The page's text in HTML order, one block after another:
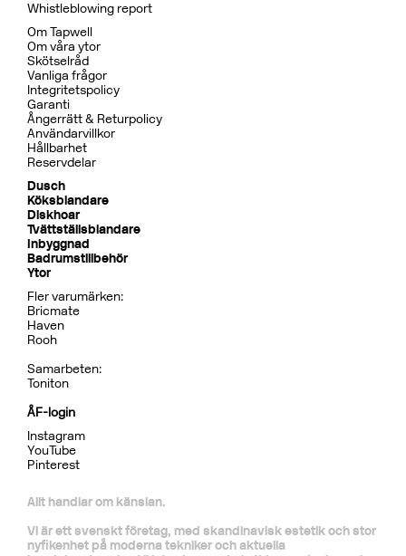
Whistleblowing report
Om Tapwell
Om våra ytor
Skötselråd
Vanliga frågor
Integritetspolicy
Garanti
Ångerrätt & Returpolicy
Användarvillkor
Hållbarhet
Reservdelar
Dusch
Köksblandare
Diskhoar
Tvättställsblandare
Inbyggnad
Badrumstillbehör
Ytor
Fler varumärken:
Bricmate
Haven
Rooh
Samarbeten:
Toniton
ÅF-login
Allt handlar om känslan.
Vi är ett svenskt företag, med skandinavisk estetik och stor
nyfikenhet på moderna tekniker och aktuella
Instagram
YouTube
Pinterest